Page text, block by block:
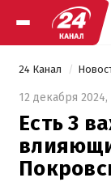
24 Канал
12 декабря 2024,
Есть 3